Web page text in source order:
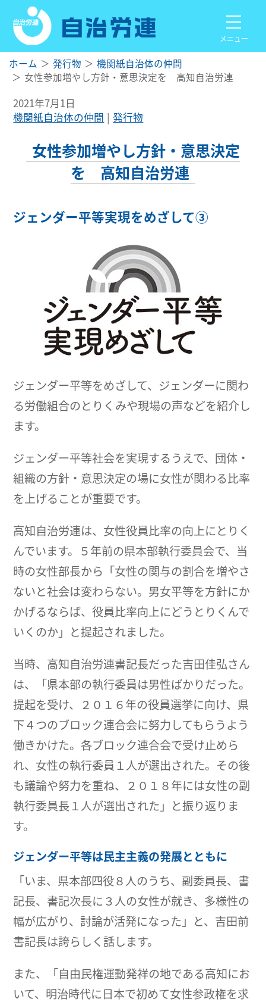
メニュー
ホーム 発行物
機関紙自治体の仲間
女性参加増やし方針・意思決定を 高知自治労連
2021年7月1日
機関紙自治体の仲間
発行物
女性参加増やし方針・意思決定
を 高知自治労連
ジェンダー平等実現をめざして③
ジェンダー平等をめざして、ジェンダーに関わ
る労働組合のとりくみや現場の声などを紹介し
ます。
ジェンダー平等社会を実現するうえで、団体・
組織の方針・意思決定の場に女性が関わる比率
を上げることが重要です。
高知自治労連は、女性役員比率の向上にとりく
んでいます。５年前の県本部執行委員会で、当
時の女性部長から「女性の関与の割合を増やさ
ないと社会は変わらない。男女平等を方針にか
かげるならば、役員比率向上にどうとりくんで
いくのか」と提起されました。
当時、高知自治労連書記長だった吉田佳弘さん
は、「県本部の執行委員は男性ばかりだった。
提起を受け、２０１６年の役員選挙に向け、県
下４つのブロック連合会に努力してもらうよう
働きかけた。各ブロック連合会で受け止めら
れ、女性の執行委員１人が選出された。その後
も議論や努力を重ね、２０１８年には女性の副
執行委員長１人が選出された」と振り返りま
す。
ジェンダー平等は民主主義の発展とともに
「いま、県本部四役８人のうち、副委員長、書
記長、書記次長に３人の女性が就き、多様性の
幅が広がり、討論が活発になった」と、吉田前
書記長は誇らしく話します。
また、「自由民権運動発祥の地である高知にお
いて、明治時代に日本で初めて女性参政権を求